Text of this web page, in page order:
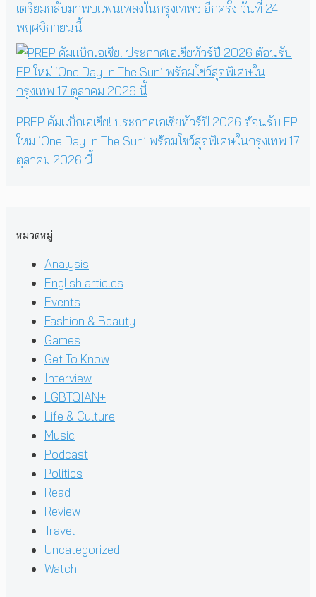
เตรียมกลับมาพบแฟนเพลงในกรุงเทพฯ อีกครั้ง วันที่ 24
พฤศจิกายนนี้
PREP คัมแบ็กเอเชีย! ประกาศเอเชียทัวร์ปี 2026 ต้อนรับ EP
ใหม่ ‘One Day In The Sun’ พร้อมโชว์สุดพิเศษในกรุงเทพ 17
ตุลาคม 2026 นี้
หมวดหมู่
Analysis
English articles
Events
Fashion & Beauty
Games
Get To Know
Interview
LGBTQIAN+
Life & Culture
Music
Podcast
Politics
Read
Review
Travel
Uncategorized
Watch